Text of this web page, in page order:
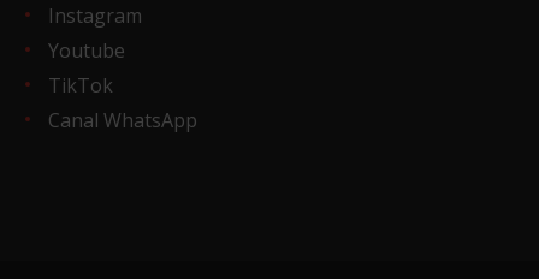
Instagram
Youtube
TikTok
Canal WhatsApp